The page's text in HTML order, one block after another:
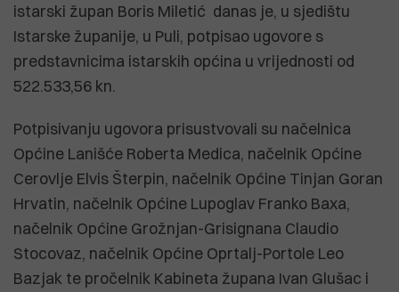
istarski župan Boris Miletić danas je, u sjedištu
Istarske županije, u Puli, potpisao ugovore s
predstavnicima istarskih općina u vrijednosti od
522.533,56 kn.
Potpisivanju ugovora prisustvovali su načelnica
Općine Lanišće Roberta Medica, načelnik Općine
Cerovlje Elvis Šterpin, načelnik Općine Tinjan Goran
Hrvatin, načelnik Općine Lupoglav Franko Baxa,
načelnik Općine Grožnjan-Grisignana Claudio
Stocovaz, načelnik Općine Oprtalj-Portole Leo
Bazjak te pročelnik Kabineta župana Ivan Glušac i